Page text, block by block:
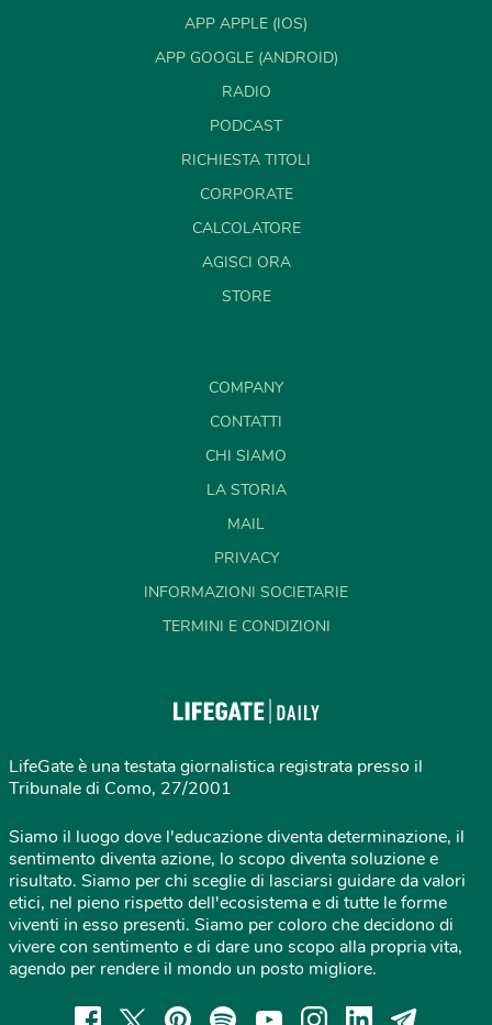
APP APPLE (IOS)
APP GOOGLE (ANDROID)
RADIO
PODCAST
RICHIESTA TITOLI
CORPORATE
CALCOLATORE
AGISCI ORA
STORE
COMPANY
CONTATTI
CHI SIAMO
LA STORIA
MAIL
PRIVACY
INFORMAZIONI SOCIETARIE
TERMINI E CONDIZIONI
LifeGate è una testata giornalistica registrata presso il
Tribunale di Como, 27/2001
Siamo il luogo dove l'educazione diventa determinazione, il
sentimento diventa azione, lo scopo diventa soluzione e
risultato. Siamo per chi sceglie di lasciarsi guidare da valori
etici, nel pieno rispetto dell'ecosistema e di tutte le forme
viventi in esso presenti. Siamo per coloro che decidono di
vivere con sentimento e di dare uno scopo alla propria vita,
agendo per rendere il mondo un posto migliore.